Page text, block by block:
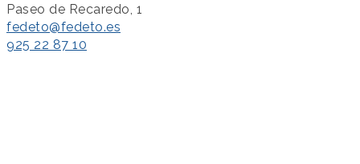
Paseo de Recaredo, 1
fedeto@fedeto.es
925 22 87 10